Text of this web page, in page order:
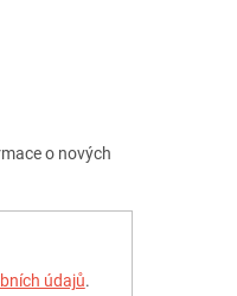
o nových
údajů.